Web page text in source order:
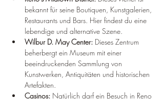
bekannt für seine Boutiquen, Kunstgalerien,
Restaurants und Bars. Hier findest du eine
lebendige und alternative Szene.
Wilbur D. May Center: Dieses Zentrum
beherbergt ein Museum mit einer
beeindruckenden Sammlung von
Kunstwerken, Antiquitäten und historischen
Artefakten.
Casinos: Natürlich darf ein Besuch in Reno